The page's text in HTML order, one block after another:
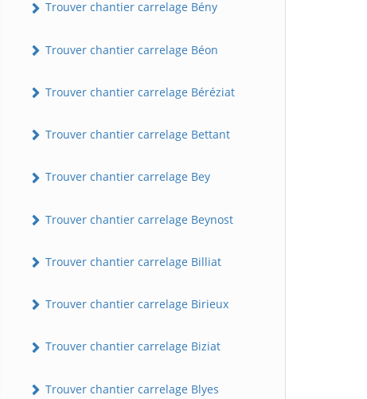
Trouver chantier carrelage Bény
Trouver chantier carrelage Béon
Trouver chantier carrelage Béréziat
Trouver chantier carrelage Bettant
Trouver chantier carrelage Bey
Trouver chantier carrelage Beynost
Trouver chantier carrelage Billiat
Trouver chantier carrelage Birieux
Trouver chantier carrelage Biziat
Trouver chantier carrelage Blyes